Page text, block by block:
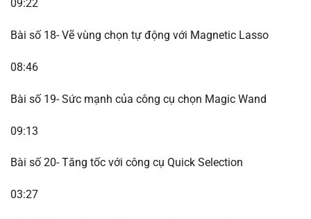
09:22
Bài số 18- Vẽ vùng chọn tự động với Magnetic Lasso
08:46
Bài số 19- Sức mạnh của công cụ chọn Magic Wand
09:13
Bài số 20- Tăng tốc với công cụ Quick Selection
03:27